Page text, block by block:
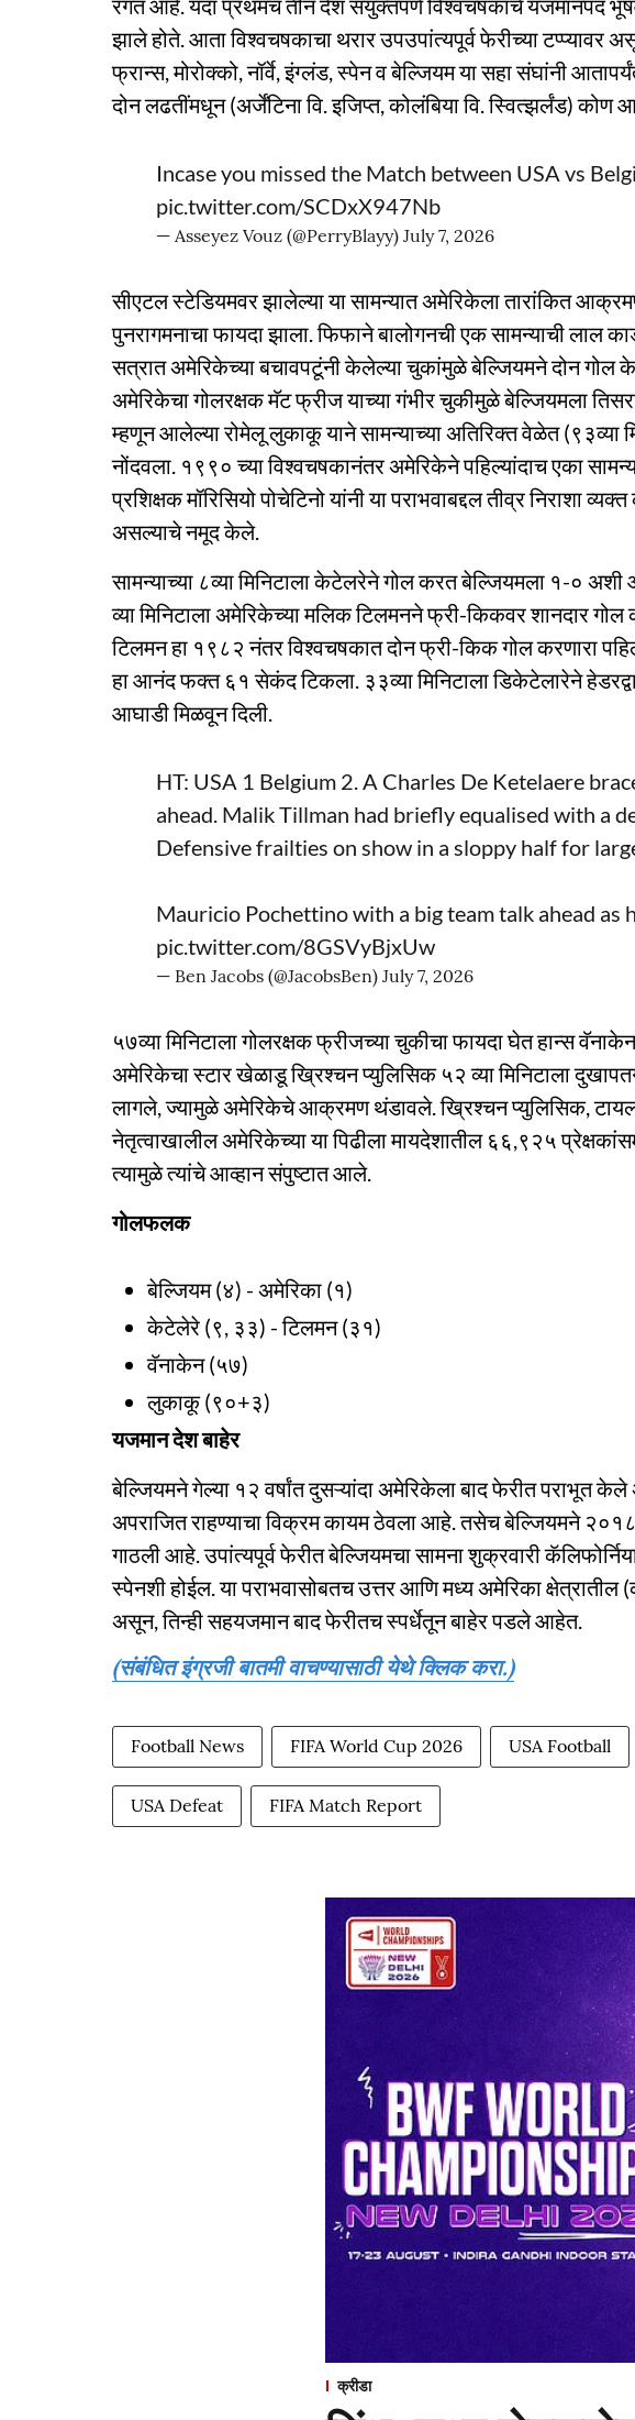
रंगत आहे. यंदा प्रथमच तीन देश संयुक्तपणे विश्वचषकाचे यजमानपद
झाले होते. आता विश्वचषकाचा थरार उपउपांत्यपूर्व फेरीच्या टप्प्यावर
फ्रान्स, मोरोक्को, नॉर्वे, इंग्लंड, स्पेन व बेल्जियम या सहा संघांनी
दोन लढतींमधून (अर्जेंटिना वि. इजिप्त, कोलंबिया वि. स्वित्झर्लंड)
Incase you missed the Match between USA vs
pic.twitter.com/SCDxX947Nb
— Asseyez Vouz (@PerryBlayy) July 7, 2026
सीएटल स्टेडियमवर झालेल्या या सामन्यात अमेरिकेला तारांकित
पुनरागमनाचा फायदा झाला. फिफाने बालोगनची एक सामन्याची लाल
सत्रात अमेरिकेच्या बचावपटूंनी केलेल्या चुकांमुळे बेल्जियमने दोन गोल
अमेरिकेचा गोलरक्षक मॅट फ्रीज याच्या गंभीर चुकीमुळे बेल्जियमला
म्हणून आलेल्या रोमेलू लुकाकू याने सामन्याच्या अतिरिक्त वेळेत (९३व्या
नोंदवला. १९९० च्या विश्वचषकानंतर अमेरिकेने पहिल्यांदाच एका
प्रशिक्षक मॉरिसियो पोचेटिनो यांनी या पराभवाबद्दल तीव्र निराशा
असल्याचे नमूद केले.
सामन्याच्या ८व्या मिनिटाला केटेलरेने गोल करत बेल्जियमला १-० अशी
व्या मिनिटाला अमेरिकेच्या मलिक टिलमनने फ्री-किकवर शानदार
टिलमन हा १९८२ नंतर विश्वचषकात दोन फ्री-किक गोल करणारा
हा आनंद फक्त ६१ सेकंद टिकला. ३३व्या मिनिटाला डिकेटेलारेने
आघाडी मिळवून दिली.
HT: USA 1 Belgium 2. A Charles De Ketelaere
ahead. Malik Tillman had briefly equalised with a
Defensive frailties on show in a sloppy half for
Mauricio Pochettino with a big team talk ahead as
pic.twitter.com/8GSVyBjxUw
— Ben Jacobs (@JacobsBen) July 7, 2026
५७व्या मिनिटाला गोलरक्षक फ्रीजच्या चुकीचा फायदा घेत हान्स
अमेरिकेचा स्टार खेळाडू ख्रिश्चन प्युलिसिक ५२ व्या मिनिटाला
लागले, ज्यामुळे अमेरिकेचे आक्रमण थंडावले. ख्रिश्चन प्युलिसिक,
नेतृत्वाखालील अमेरिकेच्या या पिढीला मायदेशातील ६६,९२५
त्यामुळे त्यांचे आव्हान संपुष्टात आले.
गोलफलक
बेल्जियम (४) - अमेरिका (१)
केटेलेरे (९, ३३) - टिलमन (३१)
वॅनाकेन (५७)
लुकाकू (९०+३)
यजमान देश बाहेर
बेल्जियमने गेल्या १२ वर्षांत दुसऱ्यांदा अमेरिकेला बाद फेरीत पराभूत
अपराजित राहण्याचा विक्रम कायम ठेवला आहे. तसेच बेल्जियमने
गाठली आहे. उपांत्यपूर्व फेरीत बेल्जियमचा सामना शुक्रवारी
स्पेनशी होईल. या पराभवासोबतच उत्तर आणि मध्य अमेरिका
असून, तिन्ही सहयजमान बाद फेरीतच स्पर्धेतून बाहेर पडले आहेत.
(संबंधित इंग्रजी बातमी वाचण्यासाठी येथे क्लिक करा.)
Football News FIFA World Cup 2026 USA Football
USA Defeat FIFA Match Report
क्रीडा